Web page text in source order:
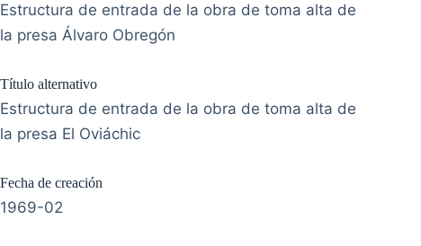
Estructura de entrada de la obra de toma alta de
la presa Álvaro Obregón
Título alternativo
Estructura de entrada de la obra de toma alta de
la presa El Oviáchic
Fecha de creación
1969-02